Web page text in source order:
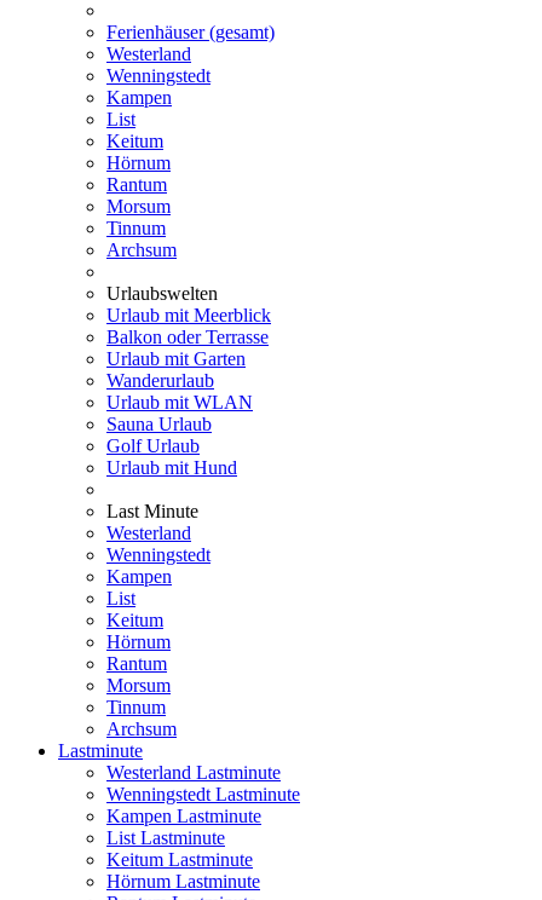
Ferienhäuser (gesamt)
Westerland
Wenningstedt
Kampen
List
Keitum
Hörnum
Rantum
Morsum
Tinnum
Archsum
Urlaubswelten
Urlaub mit Meerblick
Balkon oder Terrasse
Urlaub mit Garten
Wanderurlaub
Urlaub mit WLAN
Sauna Urlaub
Golf Urlaub
Urlaub mit Hund
Last Minute
Westerland
Wenningstedt
Kampen
List
Keitum
Hörnum
Rantum
Morsum
Tinnum
Archsum
Lastminute
Westerland Lastminute
Wenningstedt Lastminute
Kampen Lastminute
List Lastminute
Keitum Lastminute
Hörnum Lastminute